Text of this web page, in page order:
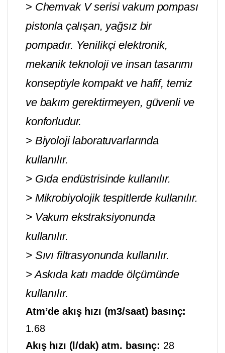
> Chemvak V serisi vakum pompası
pistonla çalışan, yağsız bir
pompadır. Yenilikçi elektronik,
mekanik teknoloji ve insan tasarımı
konseptiyle kompakt ve hafif, temiz
ve bakım gerektirmeyen, güvenli ve
konforludur.
> Biyoloji laboratuvarlarında
kullanılır.
> Gıda endüstrisinde kullanılır.
> Mikrobiyolojik tespitlerde kullanılır.
> Vakum ekstraksiyonunda
kullanılır.
> Sıvı filtrasyonunda kullanılır.
> Askıda katı madde ölçümünde
kullanılır.
Atm’de akış hızı (m3/saat) basınç:
1.68
Akış hızı (l/dak) atm. basınç: 28